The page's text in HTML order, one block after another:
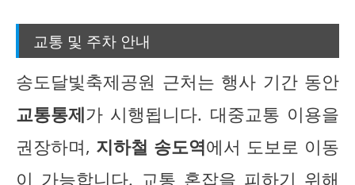
교통 및 주차 안내
송도달빛축제공원 근처는 행사 기간 동안
교통통제가 시행됩니다. 대중교통 이용을
권장하며, 지하철 송도역에서 도보로 이동
이 가능합니다. 교통 혼잡을 피하기 위해